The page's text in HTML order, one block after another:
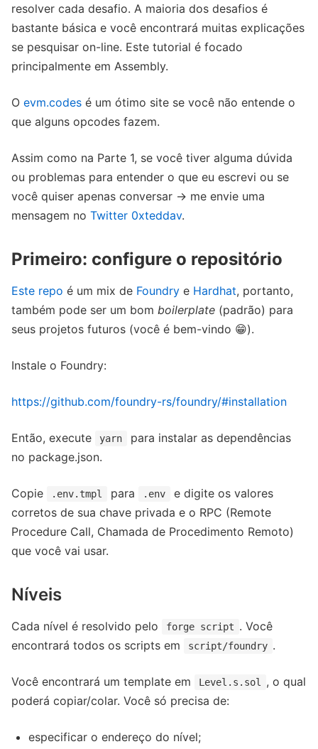
resolver cada desafio. A maioria dos desafios é
bastante básica e você encontrará muitas explicações
se pesquisar on-line. Este tutorial é focado
principalmente em Assembly.
O evm.codes é um ótimo site se você não entende o
que alguns opcodes fazem.
Assim como na Parte 1, se você tiver alguma dúvida
ou problemas para entender o que eu escrevi ou se
você quiser apenas conversar → me envie uma
mensagem no Twitter 0xteddav.
Primeiro: configure o repositório
Este repo é um mix de Foundry e Hardhat, portanto,
também pode ser um bom boilerplate (padrão) para
seus projetos futuros (você é bem-vindo 😁).
Instale o Foundry:
https://github.com/foundry-rs/foundry/#installation
Então, execute yarn
para instalar as dependências
no package.json.
Copie .env.tmpl para .env
e digite os valores
corretos de sua chave privada e o RPC (Remote
Procedure Call, Chamada de Procedimento Remoto)
que você vai usar.
Níveis
Cada nível é resolvido pelo forge script . Você
encontrará todos os scripts em
script/foundry .
Você encontrará um template em Level.s.sol
, o qual
poderá copiar/colar. Você só precisa de:
especificar o endereço do nível;